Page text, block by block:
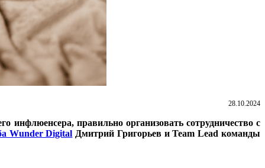
28.10.2024
инфлюенсера, правильно организовать сотрудничество с
Wunder Digital Дмитрий Григорьев и Team Lead команды